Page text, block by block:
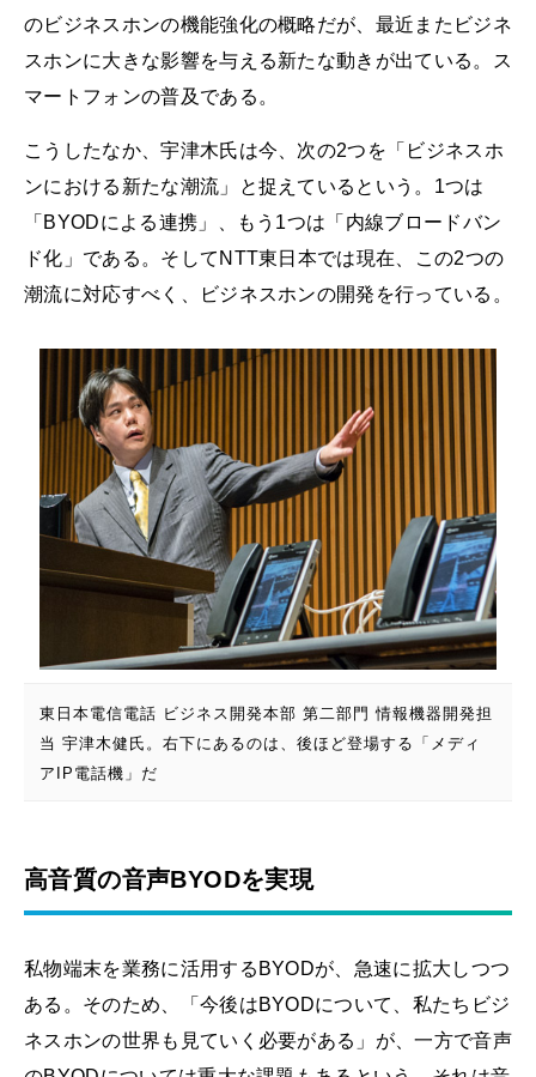
のビジネスホンの機能強化の概略だが、最近またビジネ
スホンに大きな影響を与える新たな動きが出ている。ス
マートフォンの普及である。
こうしたなか、宇津木氏は今、次の2つを「ビジネスホ
ンにおける新たな潮流」と捉えているという。1つは
「BYODによる連携」、もう1つは「内線ブロードバン
ド化」である。そしてNTT東日本では現在、この2つの
潮流に対応すべく、ビジネスホンの開発を行っている。
東日本電信電話 ビジネス開発本部 第二部門 情報機器開発担
当 宇津木健氏。右下にあるのは、後ほど登場する「メディ
アIP電話機」だ
高音質の音声BYODを実現
私物端末を業務に活用するBYODが、急速に拡大しつつ
ある。そのため、「今後はBYODについて、私たちビジ
ネスホンの世界も見ていく必要がある」が、一方で音声